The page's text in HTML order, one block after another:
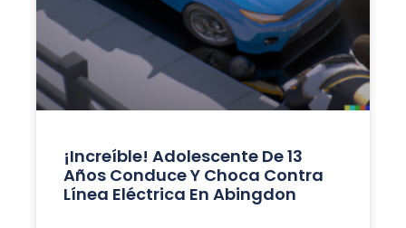
¡Increíble! Adolescente De 13
Años Conduce Y Choca Contra
Línea Eléctrica En Abingdon